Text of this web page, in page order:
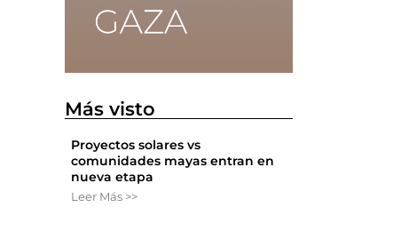
Más visto
Proyectos solares vs
comunidades mayas entran en
nueva etapa
Leer Más >>